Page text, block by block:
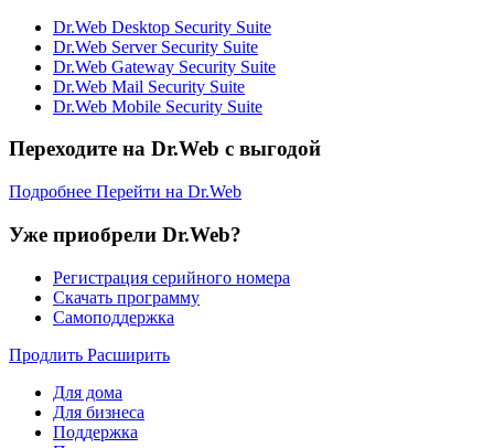
Dr.Web Desktop Security Suite
Dr.Web Server Security Suite
Dr.Web Gateway Security Suite
Dr.Web Mail Security Suite
Dr.Web Mobile Security Suite
Переходите на Dr.Web с выгодой
Подробнее Перейти на Dr.Web
Уже приобрели Dr.Web?
Регистрация серийного номера
Скачать программу
Самоподдержка
Продлить Расширить
Для дома
Для бизнеса
Поддержка